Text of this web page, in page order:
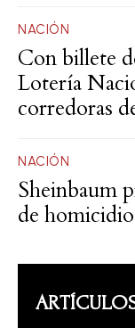
NACIÓN
Con billete
Lotería
corredoras
NACIÓN
Sheinbaum
de